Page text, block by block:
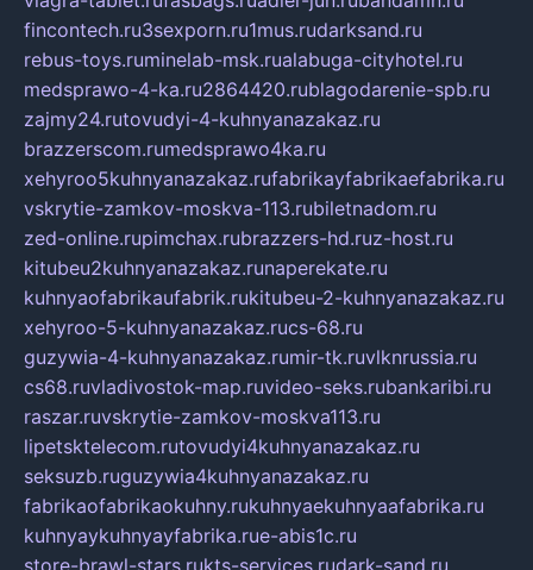
fincontech.ru3sexporn.ru1mus.rudarksand.ru
rebus-toys.ruminelab-msk.rualabuga-cityhotel.ru
medsprawo-4-ka.ru2864420.rublagodarenie-spb.ru
zajmy24.rutovudyi-4-kuhnyanazakaz.ru
brazzerscom.rumedsprawo4ka.ru
xehyroo5kuhnyanazakaz.rufabrikayfabrikaefabrika.ru
vskrytie-zamkov-moskva-113.rubiletnadom.ru
zed-online.rupimchax.rubrazzers-hd.ruz-host.ru
kitubeu2kuhnyanazakaz.runaperekate.ru
kuhnyaofabrikaufabrik.rukitubeu-2-kuhnyanazakaz.ru
xehyroo-5-kuhnyanazakaz.rucs-68.ru
guzywia-4-kuhnyanazakaz.rumir-tk.ruvlknrussia.ru
cs68.ruvladivostok-map.ruvideo-seks.rubankaribi.ru
raszar.ruvskrytie-zamkov-moskva113.ru
lipetsktelecom.rutovudyi4kuhnyanazakaz.ru
seksuzb.ruguzywia4kuhnyanazakaz.ru
fabrikaofabrikaokuhny.rukuhnyaekuhnyaafabrika.ru
kuhnyaykuhnyayfabrika.rue-abis1c.ru
store-brawl-stars.rukts-services.rudark-sand.ru